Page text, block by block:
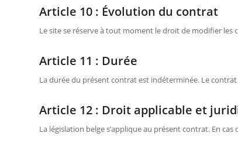
Article 10 : Évolution du contrat
Le site se réserve à tout moment le droit de modifier les
Article 11 : Durée
La durée du présent contrat est indéterminée. Le
Article 12 : Droit applicable et
La législation belge s’applique au présent contrat. En